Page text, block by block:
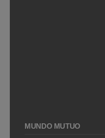
MUNDO MUTUO